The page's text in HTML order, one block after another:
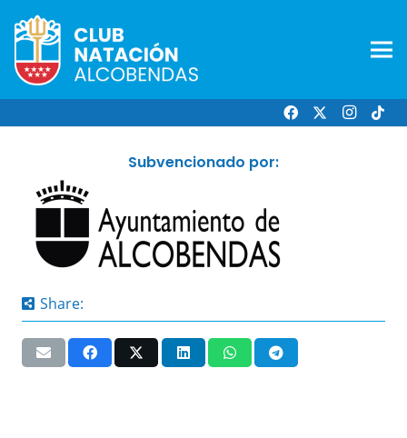
Subvencionado por:
Share: